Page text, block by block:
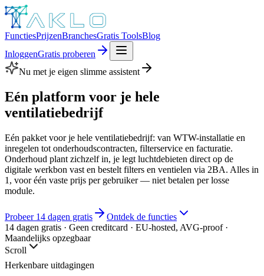
FunctiesPrijzenBranchesGratis ToolsBlog
InloggenGratis proberen
Nu met je eigen slimme assistent
Eén platform voor je hele
ventilatiebedrijf
Eén pakket voor je hele ventilatiebedrijf: van WTW-installatie en
inregelen tot onderhoudscontracten, filterservice en facturatie.
Onderhoud plant zichzelf in, je legt luchtdebieten direct op de
digitale werkbon vast en bestelt filters en ventielen via 2BA. Alles in
1, voor één vaste prijs per gebruiker — niet betalen per losse
module.
Probeer 14 dagen gratis
Ontdek de functies
14 dagen gratis · Geen creditcard · EU-hosted, AVG-proof ·
Maandelijks opzegbaar
Scroll
Herkenbare uitdagingen